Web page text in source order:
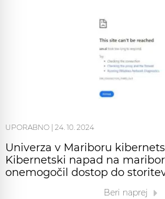
UPORABNO 24. 10. 2024
Univerza v Mariboru
Kibernetski napad na
onemogočil dostop do
Beri naprej